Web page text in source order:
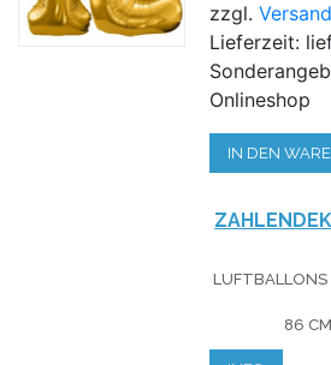
zzgl.
Lieferzeit:
Onlineshop
IN DEN
LUFTBALLONS
86 CM,